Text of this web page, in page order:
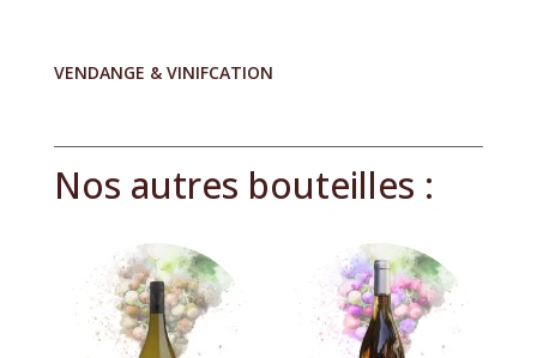
VENDANGE & VINIFCATION
Nos autres bouteilles :